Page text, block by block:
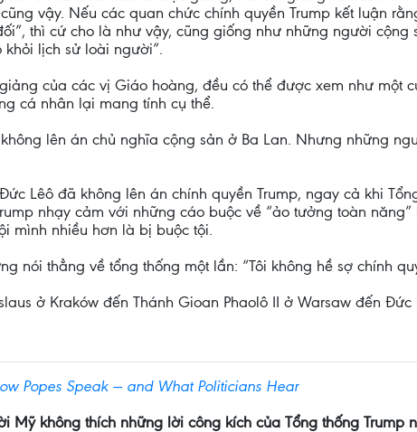
vậy. Nếu các quan chức chính quyền Trump kết luận
thì cứ cho là như vậy, cũng giống như những người cộng
lịch sử loài người”.
của các vị Giáo hoàng, đều có thể được xem như một
cá nhân lại mang tính cụ thể.
lên án chủ nghĩa cộng sản ở Ba Lan. Nhưng những
Lêô đã không lên án chính quyền Trump, ngay cả khi
nhạy cảm với những cáo buộc về “ảo tưởng toàn
mình nhiều hơn là bị buộc tội.
nói thẳng về tổng thống một lần: “Tôi không hề sợ chính
ở Kraków đến Thánh Gioan Phaolô II ở Warsaw đến
Popes Speak — and What Politicians Hear
Mỹ không thích những lời công kích của Tổng thống Trump